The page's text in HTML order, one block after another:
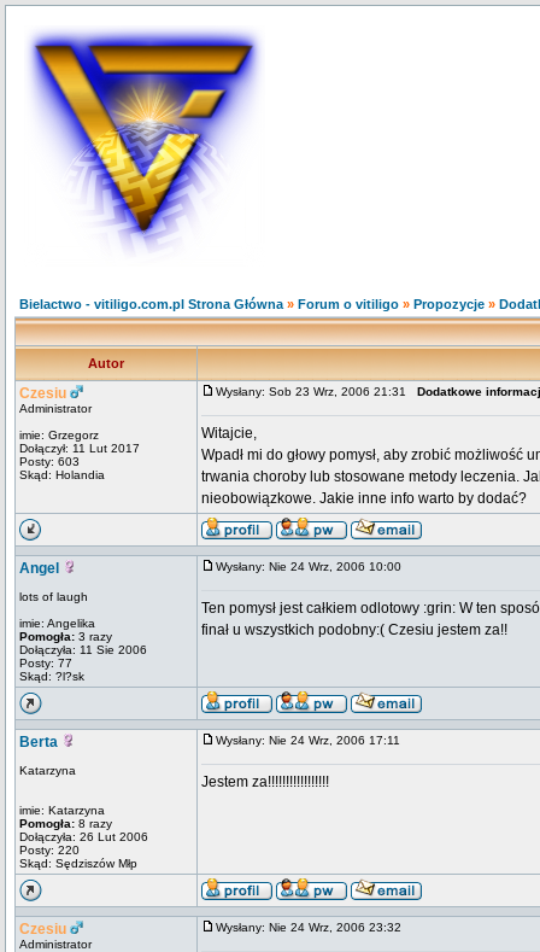
Bielactwo - vitiligo.com.pl Strona Główna » Forum o vitiligo » Propozycje »
Autor
Czesiu
Administrator
imie: Grzegorz
Dołączył: 11 Lut 2017
Posty: 603
Skąd: Holandia
Wysłany: Sob 23 Wrz, 2006 21:31 Dodatkowe
Witajcie,
Wpadł mi do głowy pomysł, aby zrobić możliwość
trwania choroby lub stosowane metody leczenia.
nieobowiązkowe. Jakie inne info warto by dodać?
Angel
lots of laugh
imie: Angelika
Pomogła: 3 razy
Dołączyła: 11 Sie 2006
Posty: 77
Skąd: ?l?sk
Wysłany: Nie 24 Wrz, 2006 10:00
Ten pomysł jest całkiem odlotowy :grin: W ten
finał u wszystkich podobny:( Czesiu jestem za!!
Berta
Katarzyna
imie: Katarzyna
Pomogła: 8 razy
Dołączyła: 26 Lut 2006
Posty: 220
Skąd: Sędziszów Młp
Wysłany: Nie 24 Wrz, 2006 17:11
Jestem za!!!!!!!!!!!!!!!!!
Czesiu
Administrator
Wysłany: Nie 24 Wrz, 2006 23:32